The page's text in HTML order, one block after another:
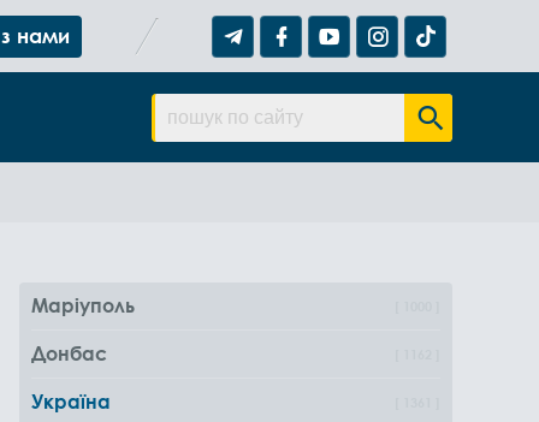
нами
Маріуполь
Донбас
Україна